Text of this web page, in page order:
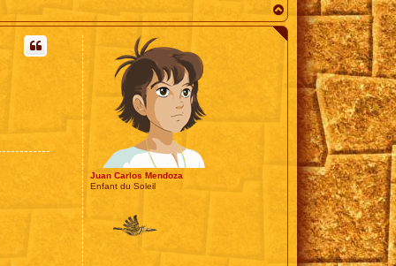
a
u
Juan Carlos Mendoza
Enfant du Soleil